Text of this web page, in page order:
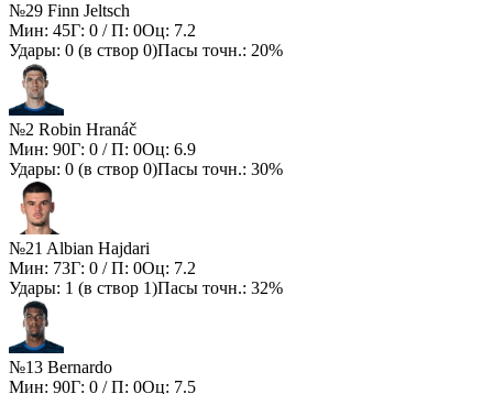
№29 Finn Jeltsch
Мин: 45Г: 0 / П: 0Оц: 7.2
Удары: 0 (в створ 0)Пасы точн.: 20%
№2 Robin Hranáč
Мин: 90Г: 0 / П: 0Оц: 6.9
Удары: 0 (в створ 0)Пасы точн.: 30%
№21 Albian Hajdari
Мин: 73Г: 0 / П: 0Оц: 7.2
Удары: 1 (в створ 1)Пасы точн.: 32%
№13 Bernardo
Мин: 90Г: 0 / П: 0Оц: 7.5